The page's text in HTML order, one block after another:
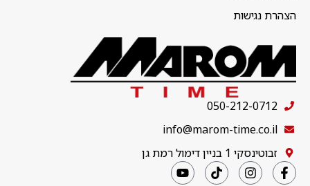
הצהרת נגישות
050-212-0712
info@marom-time.co.il
זבוטינסקי 1 בניין דימול רמת גן